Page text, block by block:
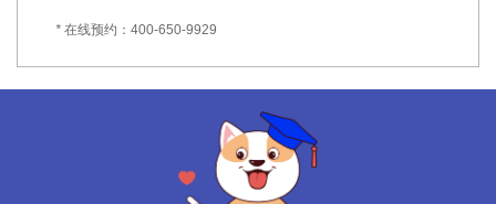
* 在线预约：400-650-9929